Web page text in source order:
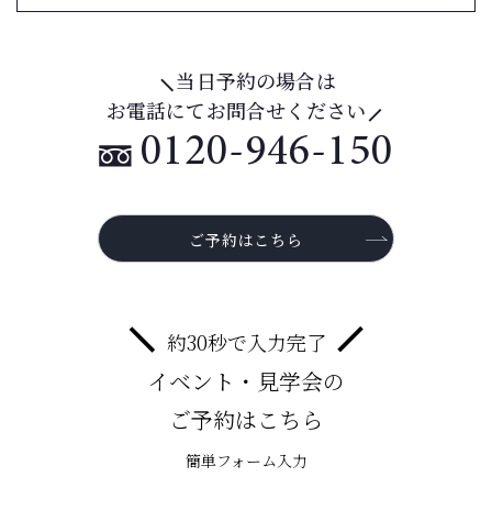
当日予約の場合は
お電話にてお問合せください
0120-946-150
ご予約はこちら
約30秒で入力完了
イベント・見学会の
ご予約はこちら
簡単フォーム入力